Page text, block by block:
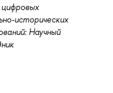
исторических
Научный